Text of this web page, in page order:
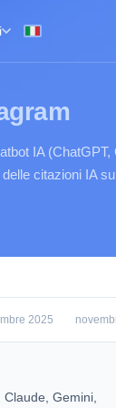
IA (ChatGPT,
citazioni IA
2025
Gemini,